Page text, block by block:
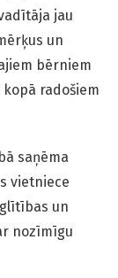
jau
un
bērniem
radošiem
saņēma
vietniece
un
nozīmīgu